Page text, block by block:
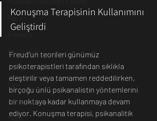
Tıp
Arkeoloji
Antropoloji
Jeoloji
Fizik
Astronomi
Müzik
Konuşma Terapisinin Kullanımını
Geliştirdi
Freud'un teorileri günümüz
psikoterapistleri tarafından sıklıkla
eleştirilir veya tamamen reddedilirken,
birçoğu ünlü psikanalistin yöntemlerini
bir noktaya kadar kullanmaya devam
ediyor. Konuşma terapisi, psikanalitik